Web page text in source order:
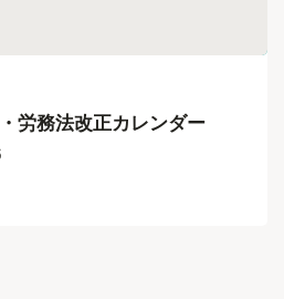
労務法改正カレンダー